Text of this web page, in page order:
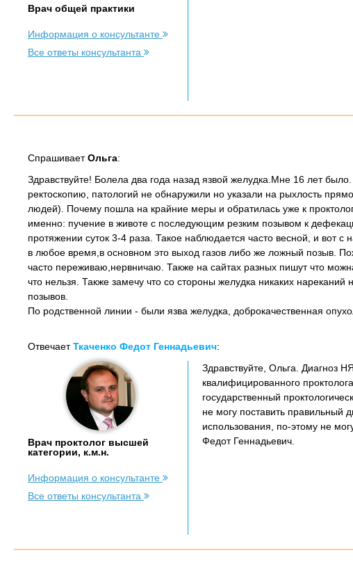
Врач общей практики
Информация о консультанте
Все ответы консультанта
СпрашиваетОльга:
Здравствуйте! Болела два года назад язвой желудка.Мне 16 лет
ректоскопию, патологий не обнаружили но указали на рыхлость
людей). Почему пошла на крайние меры и обратилась уже к
именно: пучение в животе с последующим резким позывом к
протяжении суток 3-4 раза. Такое наблюдается часто весной, и вот
в любое время,в основном это выход газов либо же ложный позыв.
часто переживаю,нервничаю. Также на сайтах разных пишут что
что нельзя. Также замечу что со стороны желудка никаких
позывов.
По родственной линии - были язва желудка, доброкачественная
ОтвечаетТкаченко Федот Геннадьевич:
Врач проктолог высшей
категории, к.м.н.
Информация о консультанте
Все ответы консультанта
Здравствуйте, Ольга. Диагноз
квалифицированного
государственный
не могу поставить правильный
использования, по-этому не
Федот Геннадьевич.